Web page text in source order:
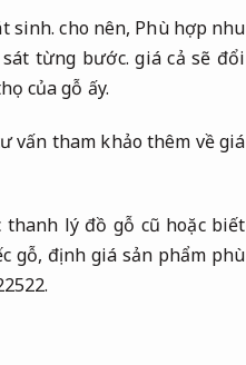
sinh. cho nên, Phù hợp nhu
từng bước. giá cả sẽ đổi
của gỗ ấy.
vấn tham khảo thêm về giá
lý đồ gỗ cũ hoặc biết
gỗ, định giá sản phẩm phù